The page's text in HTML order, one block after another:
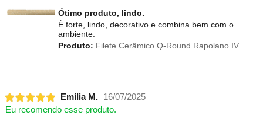
Ótimo produto, lindo.
É forte, lindo, decorativo e combina bem com o
ambiente.
Produto: Filete Cerâmico Q-Round Rapolano IV
Emília M.
16/07/2025
Eu recomendo esse produto.